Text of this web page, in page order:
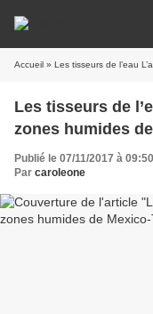
Accueil » Les tisseurs de l’eau
Les tisseurs de l’eau L’agroécologie
Publié le 07/11/2017 à 09:50
Par caroleone